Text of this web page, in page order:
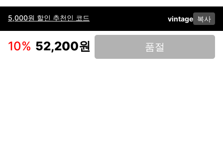
5,000원 할인 추천인 코드 vintage 복사
10% 52,200원 품절
이용약관고객센터판매개인정보 처리방침사업자 정보다운로드
인스타그램